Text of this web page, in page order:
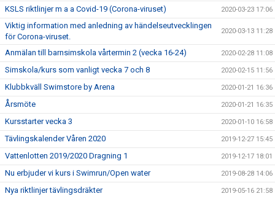
KSLS riktlinjer m a a Covid-19 (Corona-viruset) 2020-03-23 17:06
Viktig information med anledning av händelseutvecklingen
för Corona-viruset.
2020-03-13 11:28
Anmälan till barnsimskola vårtermin 2 (vecka 16-24) 2020-02-28 11:08
Simskola/kurs som vanligt vecka 7 och 8 2020-02-15 11:56
Klubbkväll Swimstore by Arena 2020-01-21 16:36
Årsmöte 2020-01-21 16:35
Kursstarter vecka 3 2020-01-10 16:58
Tävlingskalender Våren 2020 2019-12-27 15:45
Vattenlotten 2019/2020 Dragning 1 2019-12-17 18:01
Nu erbjuder vi kurs i Swimrun/Open water 2019-08-28 14:06
Nya riktlinjer tävlingsdräkter 2019-05-16 21:58